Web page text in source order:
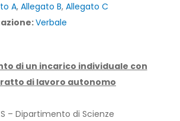
A, Allegato B, Allegato C
Verbale
di un incarico individuale con
di lavoro autonomo
– Dipartimento di Scienze